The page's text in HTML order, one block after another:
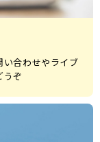
合わせやライブ
うぞ